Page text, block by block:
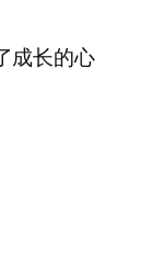
成长的心